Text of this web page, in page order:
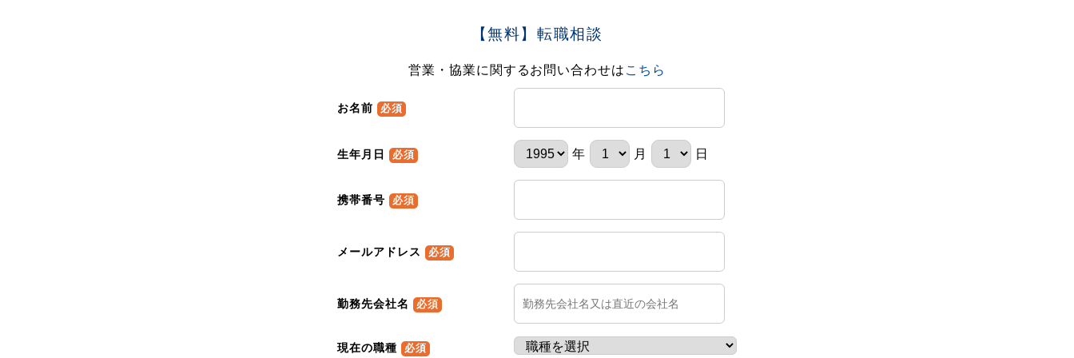
【無料】転職相談
営業・協業に関するお問い合わせは こちら
お名前 必須
生年月日 必須 年 月 日
携帯番号 必須
メールアドレス 必須
勤務先会社名 必須
現在の職種 必須